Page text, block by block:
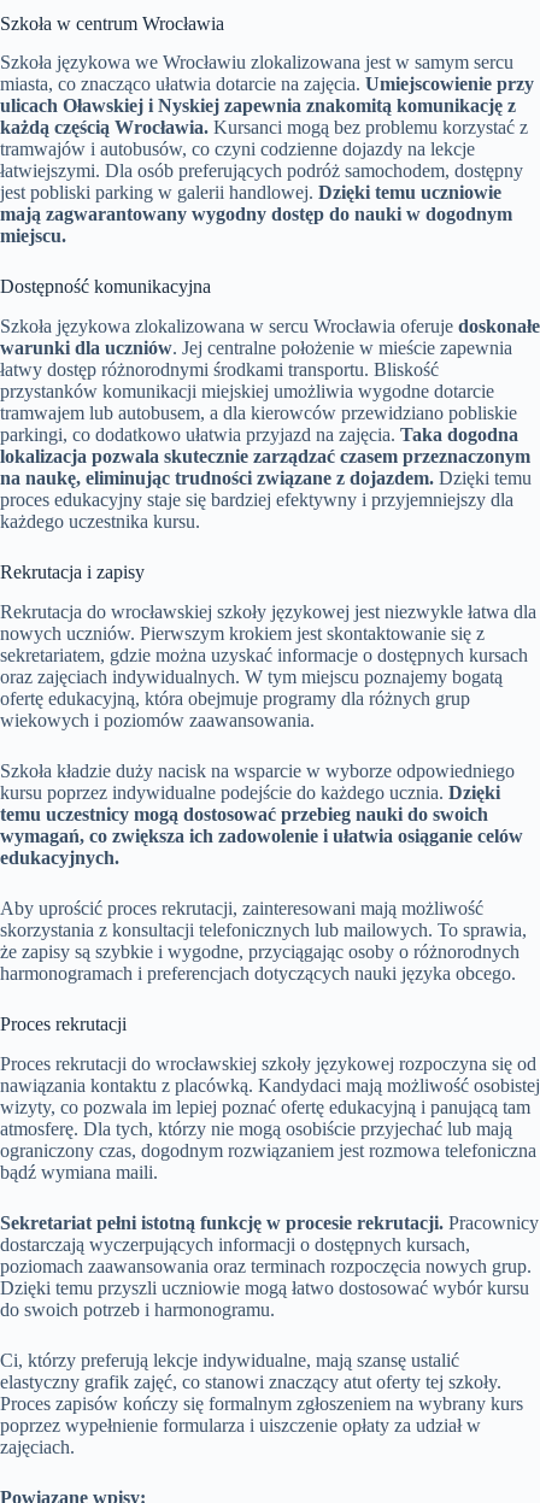
Szkoła w centrum Wrocławia
Szkoła językowa we Wrocławiu zlokalizowana jest w samym sercu
miasta, co znacząco ułatwia dotarcie na zajęcia. Umiejscowienie przy
ulicach Oławskiej i Nyskiej zapewnia znakomitą komunikację z
każdą częścią Wrocławia. Kursanci mogą bez problemu korzystać z
tramwajów i autobusów, co czyni codzienne dojazdy na lekcje
łatwiejszymi. Dla osób preferujących podróż samochodem, dostępny
jest pobliski parking w galerii handlowej. Dzięki temu uczniowie
mają zagwarantowany wygodny dostęp do nauki w dogodnym
miejscu.
Dostępność komunikacyjna
Szkoła językowa zlokalizowana w sercu Wrocławia oferuje doskonałe
warunki dla uczniów. Jej centralne położenie w mieście zapewnia
łatwy dostęp różnorodnymi środkami transportu. Bliskość
przystanków komunikacji miejskiej umożliwia wygodne dotarcie
tramwajem lub autobusem, a dla kierowców przewidziano pobliskie
parkingi, co dodatkowo ułatwia przyjazd na zajęcia. Taka dogodna
lokalizacja pozwala skutecznie zarządzać czasem przeznaczonym
na naukę, eliminując trudności związane z dojazdem. Dzięki temu
proces edukacyjny staje się bardziej efektywny i przyjemniejszy dla
każdego uczestnika kursu.
Rekrutacja i zapisy
Rekrutacja do wrocławskiej szkoły językowej jest niezwykle łatwa dla
nowych uczniów. Pierwszym krokiem jest skontaktowanie się z
sekretariatem, gdzie można uzyskać informacje o dostępnych kursach
oraz zajęciach indywidualnych. W tym miejscu poznajemy bogatą
ofertę edukacyjną, która obejmuje programy dla różnych grup
wiekowych i poziomów zaawansowania.
Szkoła kładzie duży nacisk na wsparcie w wyborze odpowiedniego
kursu poprzez indywidualne podejście do każdego ucznia. Dzięki
temu uczestnicy mogą dostosować przebieg nauki do swoich
wymagań, co zwiększa ich zadowolenie i ułatwia osiąganie celów
edukacyjnych.
Aby uprościć proces rekrutacji, zainteresowani mają możliwość
skorzystania z konsultacji telefonicznych lub mailowych. To sprawia,
że zapisy są szybkie i wygodne, przyciągając osoby o różnorodnych
harmonogramach i preferencjach dotyczących nauki języka obcego.
Proces rekrutacji
Proces rekrutacji do wrocławskiej szkoły językowej rozpoczyna się od
nawiązania kontaktu z placówką. Kandydaci mają możliwość osobistej
wizyty, co pozwala im lepiej poznać ofertę edukacyjną i panującą tam
atmosferę. Dla tych, którzy nie mogą osobiście przyjechać lub mają
ograniczony czas, dogodnym rozwiązaniem jest rozmowa telefoniczna
bądź wymiana maili.
Sekretariat pełni istotną funkcję w procesie rekrutacji. Pracownicy
dostarczają wyczerpujących informacji o dostępnych kursach,
poziomach zaawansowania oraz terminach rozpoczęcia nowych grup.
Dzięki temu przyszli uczniowie mogą łatwo dostosować wybór kursu
do swoich potrzeb i harmonogramu.
Ci, którzy preferują lekcje indywidualne, mają szansę ustalić
elastyczny grafik zajęć, co stanowi znaczący atut oferty tej szkoły.
Proces zapisów kończy się formalnym zgłoszeniem na wybrany kurs
poprzez wypełnienie formularza i uiszczenie opłaty za udział w
zajęciach.
Powiązane wpisy: